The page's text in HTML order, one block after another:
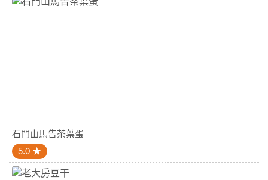
石門山馬告茶葉蛋
5.0